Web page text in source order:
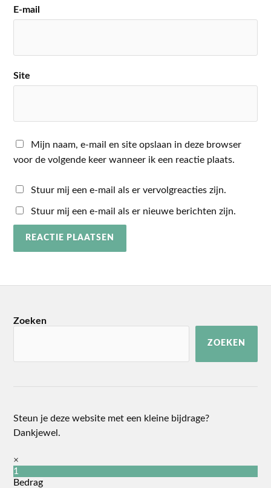
E-mail
Site
Mijn naam, e-mail en site opslaan in deze browser
voor de volgende keer wanneer ik een reactie plaats.
Stuur mij een e-mail als er vervolgreacties zijn.
Stuur mij een e-mail als er nieuwe berichten zijn.
Zoeken
ZOEKEN
Steun je deze website met een kleine bijdrage?
Dankjewel.